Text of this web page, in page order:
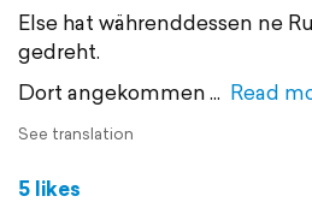
Else hat währenddessen ne
gedreht.
Dort angekommen
Read
See translation
5 likes